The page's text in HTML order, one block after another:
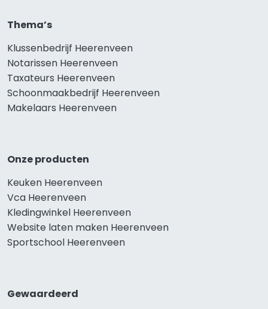
Thema’s
Klussenbedrijf Heerenveen
Notarissen Heerenveen
Taxateurs Heerenveen
Schoonmaakbedrijf Heerenveen
Makelaars Heerenveen
Onze producten
Keuken Heerenveen
Vca Heerenveen
Kledingwinkel Heerenveen
Website laten maken Heerenveen
Sportschool Heerenveen
Gewaardeerd